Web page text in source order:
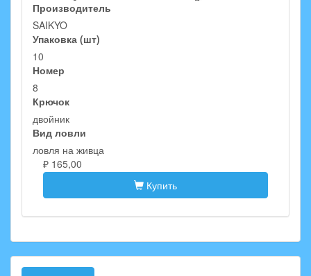
Производитель
SAIKYO
Упаковка (шт)
10
Номер
8
Крючок
двойник
Вид ловли
ловля на живца
₽ 165,00
Купить